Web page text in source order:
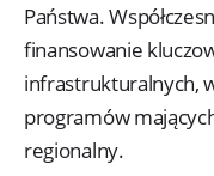
Państwa.
finansowanie
infrastrukturalnych,
programów
regionalny.